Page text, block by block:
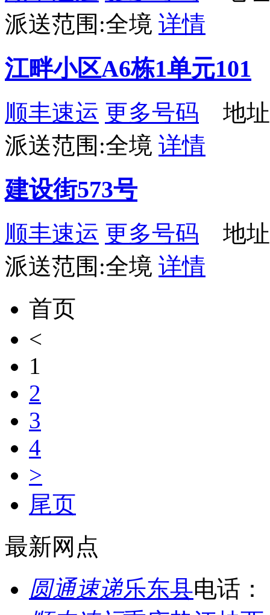
派送范围:全境 详情
江畔小区A6栋1单元101
顺丰速运 更多号码 地址
派送范围:全境 详情
建设街573号
顺丰速运 更多号码 地址
派送范围:全境 详情
首页
<
1
2
3
4
>
尾页
最新网点
圆通速递乐东县电话：